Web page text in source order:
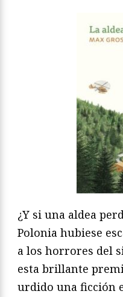
¿Y si una aldea
Polonia hubiese
a los horrores del
esta brillante
urdido una ficción